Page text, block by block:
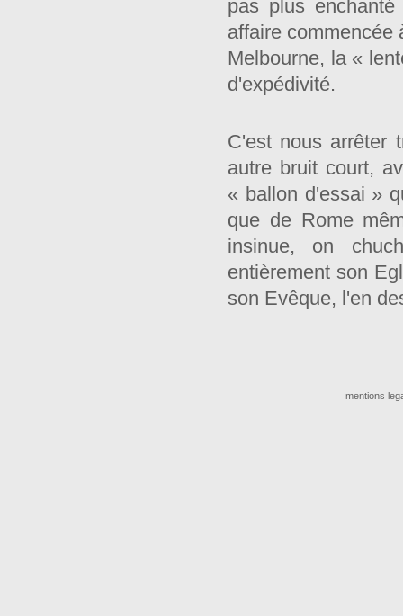
pas plus
affaire commencée
Melbourne, la «
d'expédivité.
C'est nous arrêter
autre bruit court,
« ballon d'essai »
que de Rome
insinue, on
entièrement son
son Evêque, l'en
mentions